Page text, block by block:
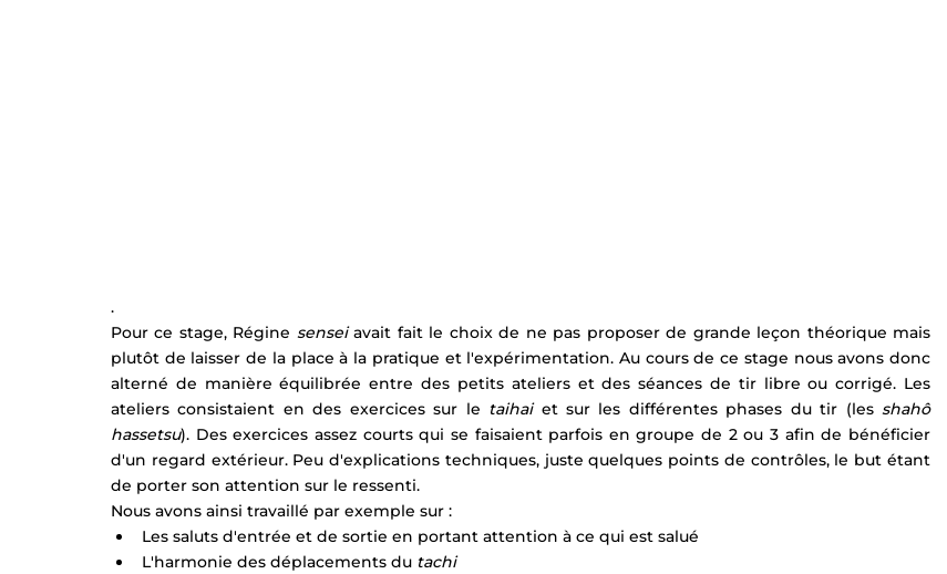
.
Pour ce stage, Régine sensei avait fait le choix de ne pas proposer de grande leçon théorique mais
plutôt de laisser de la place à la pratique et l'expérimentation. Au cours de ce stage nous avons donc
alterné de manière équilibrée entre des petits ateliers et des séances de tir libre ou corrigé. Les
ateliers consistaient en des exercices sur le taihai et sur les différentes phases du tir (les shahô
hassetsu). Des exercices assez courts qui se faisaient parfois en groupe de 2 ou 3 afin de bénéficier
d'un regard extérieur. Peu d'explications techniques, juste quelques points de contrôles, le but étant
de porter son attention sur le ressenti.
Nous avons ainsi travaillé par exemple sur :
Les saluts d'entrée et de sortie en portant attention à ce qui est salué
L'harmonie des déplacements du tachi